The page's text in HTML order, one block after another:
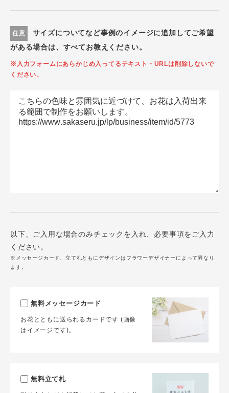
任意
サイズについてなど事例のイメージに追加してご希望
がある場合は、すべてお教えください。
※入力フォームにあらかじめ入ってるテキスト・URLは削除しないで
ください。
以下、ご入用な場合のみチェックを入れ、必要事項をご入力
ください。
※メッセージカード、立て札ともにデザインはフラワーデザイナーによって異なり
ます。
無料メッセージカード
お花とともに送られるカードです (画像
はイメージです)。
無料立て札